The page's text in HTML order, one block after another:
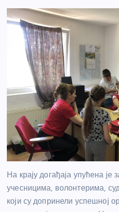
На крају догађаја упућена је
учесницима, волонтерима,
који су допринели успешној